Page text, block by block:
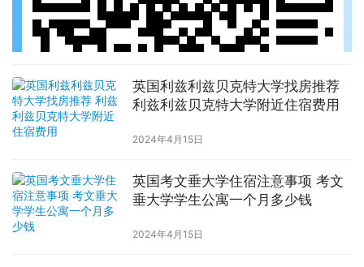
英国利兹利兹贝克特大学找房推荐
利兹利兹贝克特大学附近住宿费用
2024年4月15日
英国考文垂大学住宿注意事项 考文
垂大学学生公寓一个月多少钱
2024年4月15日